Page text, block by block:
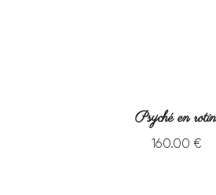
Psyché en rotin
160.00 €